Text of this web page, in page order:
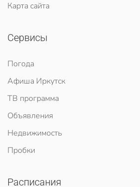
Карта сайта
Сервисы
Погода
Афиша Иркутск
ТВ программа
Объявления
Недвижимость
Пробки
Расписания